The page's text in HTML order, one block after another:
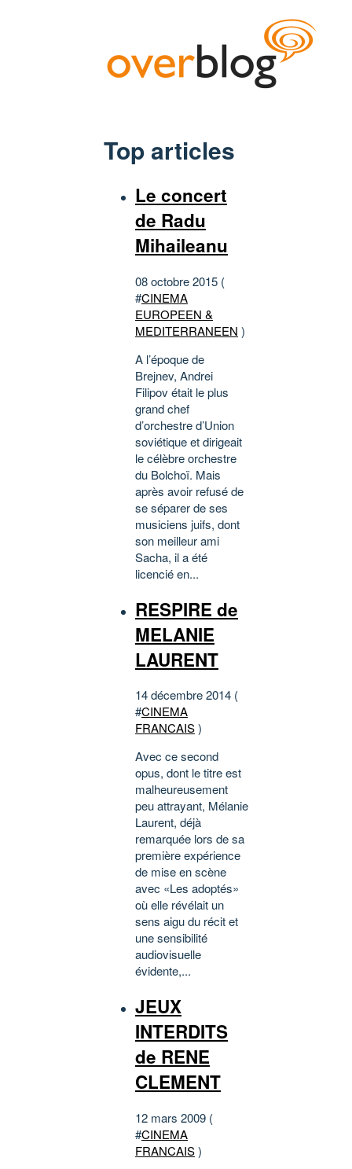
Top articles
Le concert
de Radu
Mihaileanu
08 octobre 2015 (
#CINEMA
EUROPEEN &
MEDITERRANEEN )
A l’époque de
Brejnev, Andrei
Filipov était le plus
grand chef
d’orchestre d’Union
soviétique et dirigeait
le célèbre orchestre
du Bolchoï. Mais
après avoir refusé de
se séparer de ses
musiciens juifs, dont
son meilleur ami
Sacha, il a été
licencié en...
RESPIRE de
MELANIE
LAURENT
14 décembre 2014 (
#CINEMA
FRANCAIS)
Avec ce second
opus, dont le titre est
malheureusement
peu attrayant, Mélanie
Laurent, déjà
remarquée lors de sa
première expérience
de mise en scène
avec «Les adoptés»
où elle révélait un
sens aigu du récit et
une sensibilité
audiovisuelle
évidente,...
JEUX
INTERDITS
de RENE
CLEMENT
12 mars 2009 (
#CINEMA
FRANCAIS)